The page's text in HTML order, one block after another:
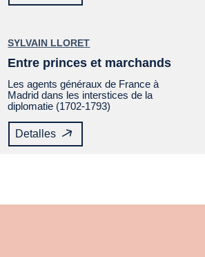
SYLVAIN LLORET
Entre princes et marchands
Les agents généraux de France à
Madrid dans les interstices de la
diplomatie (1702-1793)
Detalles